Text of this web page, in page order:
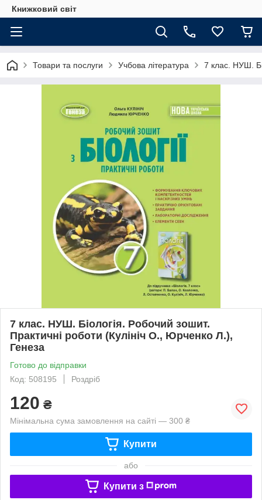
Книжковий світ
Товари та послуги Учбова література 7 клас. НУШ.
7 клас. НУШ. Біологія. Робочий зошит.
Практичні роботи (Кулініч О., Юрченко Л.),
Генеза
Готово до відправки
Код: 508195
Роздріб
120 ₴
Мінімальна сума замовлення на сайті — 300 ₴
Купити
або
Купити з